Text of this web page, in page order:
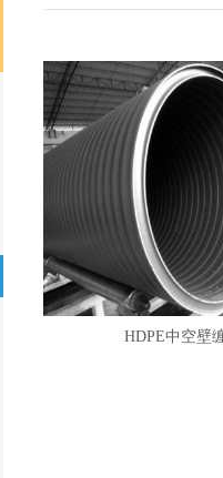
HDPE中空壁